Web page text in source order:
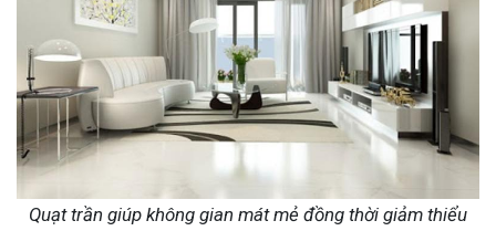
Quạt trần giúp không gian mát mẻ đồng thời giảm thiểu